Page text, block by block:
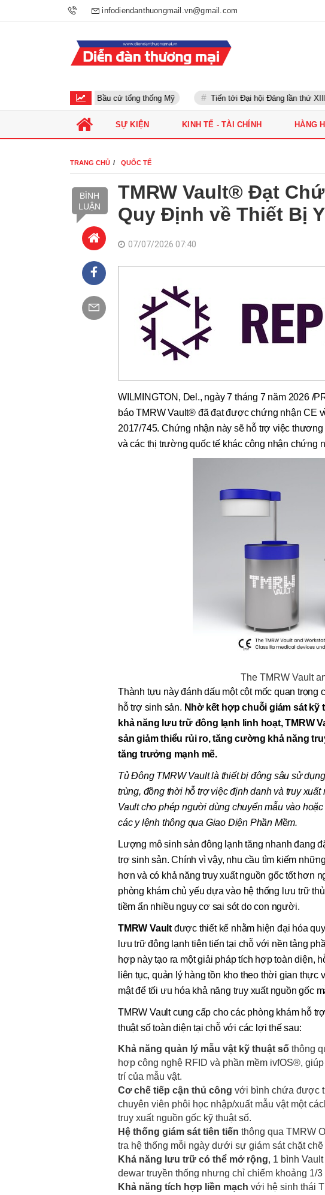
infodiendanthuongmail.vn@gmail.com
Bầu cử tổng thống Mỹ Tiến tới Đại hội Đảng lần thứ XIII
SỰ KIỆN KINH TẾ - TÀI CHÍNH HÀNG
TRANG CHỦ QUỐC TẾ
BÌNH
LUẬN
TMRW Vault® Đạt
Quy Định về Thiết Bị
07/07/2026 07:40
WILMINGTON, Del., ngày 7 tháng 7 năm 2026/
báo TMRW Vault® đã đạt được chứng nhận CE
2017/745. Chứng nhận này sẽ hỗ trợ việc
và các thị trường quốc tế khác công nhận chứng
The TMRW Vault
Thành tựu này đánh dấu một cột mốc quan trọng
hỗ trợ sinh sản. Nhờ kết hợp chuỗi giám sát kỹ
khả năng lưu trữ đông lạnh linh hoạt, TMRW
sản giảm thiểu rủi ro, tăng cường khả năng
tăng trưởng mạnh mẽ.
Tủ Đông TMRW Vault là thiết bị đông sâu sử
trùng, đồng thời hỗ trợ việc định danh và truy
Vault cho phép người dùng chuyển mẫu vào
các y lệnh thông qua Giao Diện Phần Mềm.
Lượng mô sinh sản đông lạnh tăng nhanh đang
trợ sinh sản. Chính vì vậy, nhu cầu tìm kiếm
hơn và có khả năng truy xuất nguồn gốc tốt hơn
phòng khám chủ yếu dựa vào hệ thống lưu trữ
tiềm ẩn nhiều nguy cơ sai sót do con người.
TMRW Vault được thiết kế nhằm hiện đại hóa
lưu trữ đông lạnh tiên tiến tại chỗ với nền tảng
hợp này tạo ra một giải pháp tích hợp toàn diện,
liên tục, quản lý hàng tồn kho theo thời gian thực
mật để tối ưu hóa khả năng truy xuất nguồn gốc
TMRW Vault cung cấp cho các phòng khám hỗ
thuật số toàn diện tại chỗ với các lợi thế sau:
Khả năng quản lý mẫu vật kỹ thuật số thông
hợp công nghệ RFID và phần mềm ivfOS®,
trí của mẫu vật.
Cơ chế tiếp cận thủ công với bình chứa được
chuyên viên phôi học nhập/xuất mẫu vật một
truy xuất nguồn gốc kỹ thuật số.
Hệ thống giám sát tiên tiến thông qua TMRW
tra hệ thống mỗi ngày dưới sự giám sát chặt
Khả năng lưu trữ có thể mở rộng, 1 bình
dewar truyền thống nhưng chỉ chiếm khoảng 1/
Khả năng tích hợp liền mạch với hệ sinh thái